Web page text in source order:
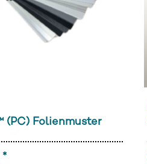
(PC) Folienmuster
*